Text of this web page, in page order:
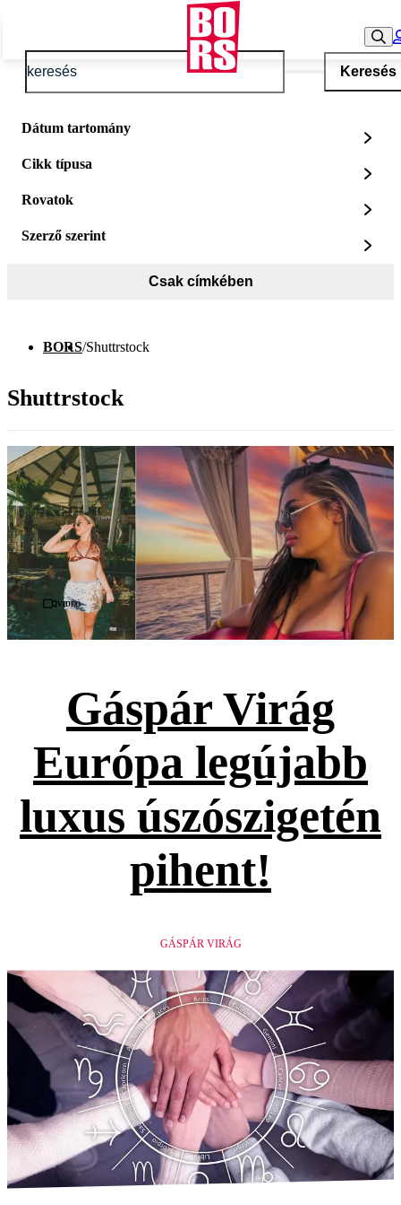
Keresés
Dátum tartomány
Cikk típusa
Rovatok
Szerző szerint
Csak címkében
BORS/Shuttrstock
Shuttrstock
Videó
Gáspár Virág
Európa legújabb
luxus úszószigetén
pihent!
GÁSPÁR VIRÁG